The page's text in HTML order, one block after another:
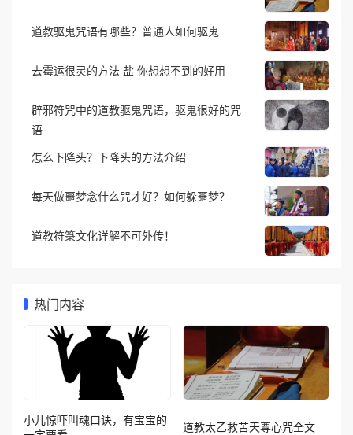
道教驱鬼咒语有哪些？普通人如何驱鬼
去霉运很灵的方法 盐 你想想不到的好用
辟邪符咒中的道教驱鬼咒语，驱鬼很好的咒
语
怎么下降头？下降头的方法介绍
每天做噩梦念什么咒才好？如何躲噩梦？
道教符箓文化详解不可外传！
热门内容
小儿惊吓叫魂口诀，有宝宝的
道教太乙救苦天尊心咒全文